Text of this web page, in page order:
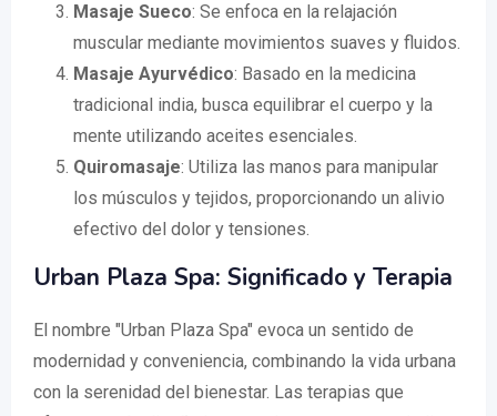
Masaje Sueco: Se enfoca en la relajación
muscular mediante movimientos suaves y fluidos.
Masaje Ayurvédico: Basado en la medicina
tradicional india, busca equilibrar el cuerpo y la
mente utilizando aceites esenciales.
Quiromasaje: Utiliza las manos para manipular
los músculos y tejidos, proporcionando un alivio
efectivo del dolor y tensiones.
Urban Plaza Spa: Significado y Terapia
El nombre "Urban Plaza Spa" evoca un sentido de
modernidad y conveniencia, combinando la vida urbana
con la serenidad del bienestar. Las terapias que